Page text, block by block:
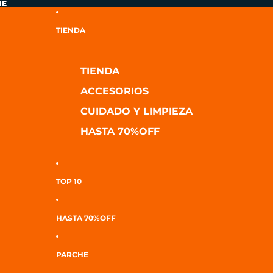
TIENDA
TIENDA
ACCESORIOS
CUIDADO Y LIMPIEZA
HASTA 70%OFF
TOP 10
HASTA 70%OFF
PARCHE